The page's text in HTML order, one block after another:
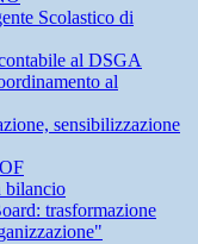
Scolastico di
al DSGA
al
sensibilizzazione
bilancio
trasformazione